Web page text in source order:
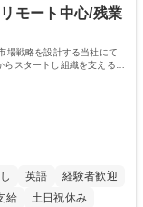
モート中心/残業
場戦略を設計する当社にて
スタートし組織を支える専
英語
経験者歓迎
給 土日祝休み